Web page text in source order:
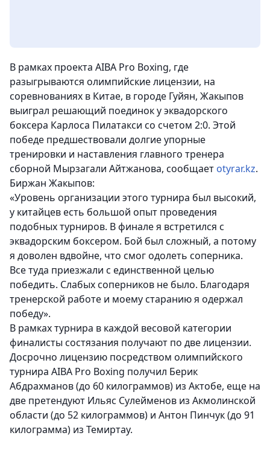
В рамках проекта AIBA Pro Boxing, где
разыгрываются олимпийские лицензии, на
соревнованиях в Китае, в городе Гуйян, Жакыпов
выиграл решающий поединок у эквадорского
боксера Карлоса Пилатакси со счетом 2:0. Этой
победе предшествовали долгие упорные
тренировки и наставления главного тренера
сборной Мырзагали Айтжанова, сообщает otyrar.kz.
Биржан Жакыпов:
«Уровень организации этого турнира был высокий,
у китайцев есть большой опыт проведения
подобных турниров. В финале я встретился с
эквадорским боксером. Бой был сложный, а потому
я доволен вдвойне, что смог одолеть соперника.
Все туда приезжали с единственной целью
победить. Слабых соперников не было. Благодаря
тренерской работе и моему старанию я одержал
победу».
В рамках турнира в каждой весовой категории
финалисты состязания получают по две лицензии.
Досрочно лицензию посредством олимпийского
турнира AIBA Pro Boxing получил Берик
Абдрахманов (до 60 килограммов) из Актобе, еще на
две претендуют Ильяс Сулейменов из Акмолинской
области (до 52 килограммов) и Антон Пинчук (до 91
килограмма) из Темиртау.